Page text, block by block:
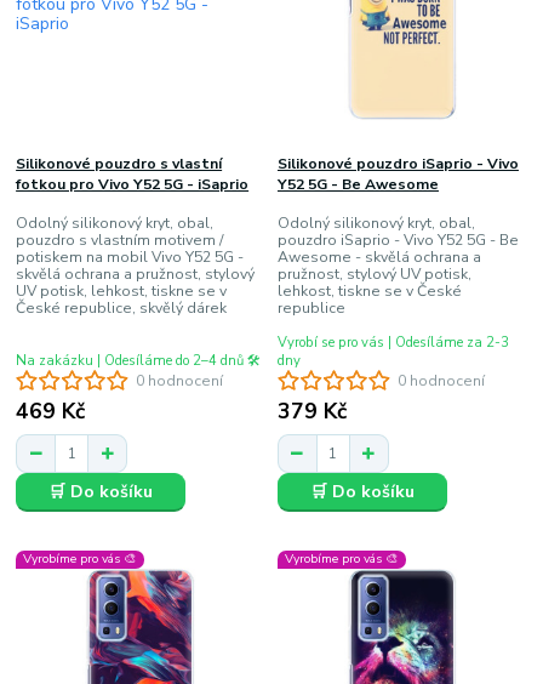
0 hodnocení
Silikonové pouzdro s vlastní
fotkou pro Vivo Y52 5G - iSaprio
Odolný silikonový kryt, obal,
pouzdro s vlastním motivem /
potiskem na mobil Vivo Y52 5G -
skvělá ochrana a pružnost, stylový
UV potisk, lehkost, tiskne se v
České republice, skvělý dárek
469 Kč
Na zakázku | Odesíláme do 2–4 dnů 🛠️
🛒 Do košíku
0 hodnocení
Silikonové pouzdro iSaprio - Vivo
Y52 5G - Be Awesome
Odolný silikonový kryt, obal,
pouzdro iSaprio - Vivo Y52 5G - Be
Awesome - skvělá ochrana a
pružnost, stylový UV potisk,
lehkost, tiskne se v České
republice
379 Kč
Vyrobí se pro vás | Odesíláme za 2-3
dny
🛒 Do košíku
Vyrobíme pro vás 🎨 Vyrobíme pro vás 🎨